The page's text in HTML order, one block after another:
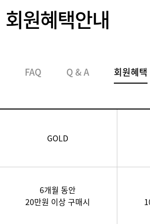
회원혜택안내
FAQ Q & A 회원혜택
GOLD
6개월 동안
20만원 이상 구매시